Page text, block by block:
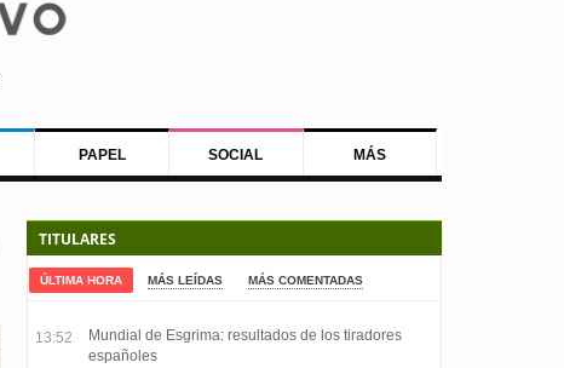
PAPEL SOCIAL MÁS
TITULARES
ÚLTIMA HORA MÁS LEÍDAS MÁS COMENTADAS
13:52
Mundial de Esgrima: resultados de los tiradores
españoles